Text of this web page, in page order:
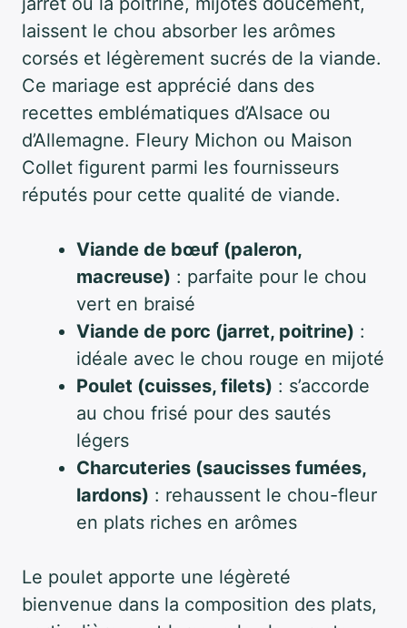
laissent le chou absorber les arômes
corsés et légèrement sucrés de la viande.
Ce mariage est apprécié dans des
recettes emblématiques d’Alsace ou
d’Allemagne. Fleury Michon ou Maison
Collet figurent parmi les fournisseurs
réputés pour cette qualité de viande.
Viande de bœuf (paleron,
macreuse) : parfaite pour le chou
vert en braisé
Viande de porc (jarret, poitrine) :
idéale avec le chou rouge en mijoté
Poulet (cuisses, filets) : s’accorde
au chou frisé pour des sautés
légers
Charcuteries (saucisses fumées,
lardons) : rehaussent le chou-fleur
en plats riches en arômes
Le poulet apporte une légèreté
bienvenue dans la composition des plats,